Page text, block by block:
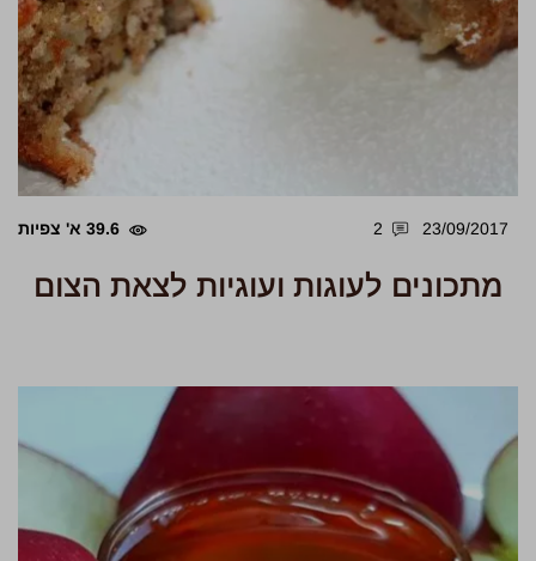
23/09/2017
2 39.6 א' צפיות
מתכונים לעוגות ועוגיות לצאת הצום